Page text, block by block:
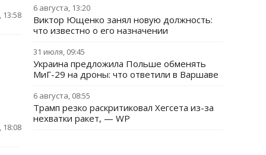
13:58
18:08
6 августа, 13:20
Виктор Ющенко занял новую должность:
что известно о его назначении
31 июля, 09:45
Украина предложила Польше обменять
МиГ-29 на дроны: что ответили в Варшаве
6 августа, 08:55
Трамп резко раскритиковал Хегсета из-за
нехватки ракет, — WP